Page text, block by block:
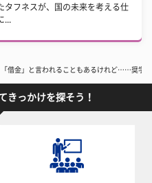
タフネスが、国の未来を考える仕
...
「借金」と言われることもあるけれど……奨学
きっかけを探そう！